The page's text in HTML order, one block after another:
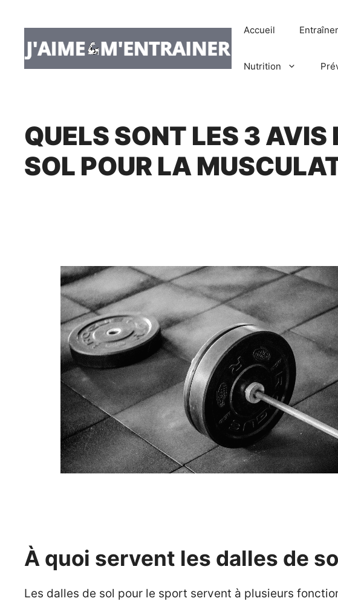
contenu
Accueil
Nutrition
QUELS SONT LES 3
SOL POUR LA
À quoi servent les dalles de
Les dalles de sol pour le sport servent à plusieurs